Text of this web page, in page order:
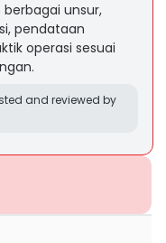
unsur,
pendataan
operasi sesuai
and reviewed by